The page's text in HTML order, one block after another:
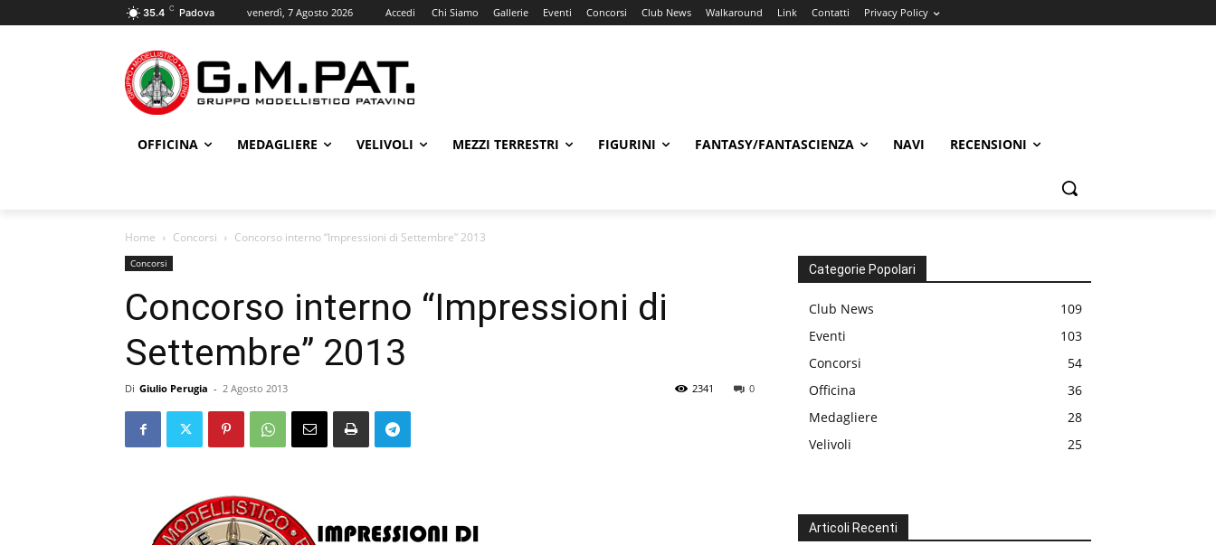
35.4 C Padova venerdì, 7 Agosto 2026 Accedi Chi Siamo Gallerie Eventi Concorsi Club News Walkaround Link Contatti Privacy Policy
OFFICINA MEDAGLIERE VELIVOLI MEZZI TERRESTRI FIGURINI FANTASY/FANTASCIENZA NAVI RECENSIONI
Home Concorsi Concorso interno “Impressioni di Settembre” 2013
Concorsi
Concorso interno “Impressioni di
Settembre” 2013
Di Giulio Perugia - 2 Agosto 2013 0
2341
Categorie Popolari
Club News
109
Eventi
103
Concorsi
54
Officina
36
Medagliere
28
Velivoli
25
Articoli Recenti